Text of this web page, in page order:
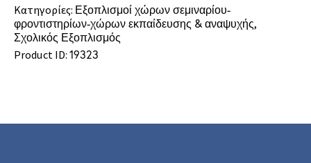
Κατηγορίες: Εξοπλισμοί χώρων σεμιναρίου-
φροντιστηρίων-χώρων εκπαίδευσης & αναψυχής,
Σχολικός Εξοπλισμός
Product ID:19323